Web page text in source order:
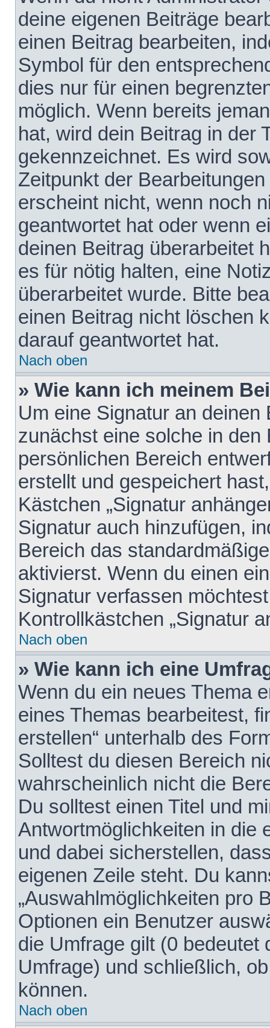
deine eigenen Beiträge
einen Beitrag bearbeiten,
Symbol für den
dies nur für einen
möglich. Wenn bereits
hat, wird dein Beitrag in der
gekennzeichnet. Es wird
Zeitpunkt der
erscheint nicht, wenn noch
geantwortet hat oder wenn
deinen Beitrag überarbeitet
es für nötig halten, eine
überarbeitet wurde. Bitte
einen Beitrag nicht löschen
darauf geantwortet hat.
Nach oben
» Wie kann ich meinem
Um eine Signatur an
zunächst eine solche in den
persönlichen Bereich
erstellt und gespeichert
Kästchen „Signatur
Signatur auch hinzufügen,
Bereich das
aktivierst. Wenn du einen
Signatur verfassen
Kontrollkästchen „Signatur
Nach oben
» Wie kann ich eine
Wenn du ein neues Thema
eines Themas bearbeitest,
erstellen“ unterhalb des
Solltest du diesen Bereich
wahrscheinlich nicht die
Du solltest einen Titel und
Antwortmöglichkeiten in die
und dabei sicherstellen,
eigenen Zeile steht. Du
„Auswahlmöglichkeiten pro
Optionen ein Benutzer
die Umfrage gilt (0 bedeutet
Umfrage) und schließlich,
können.
Nach oben